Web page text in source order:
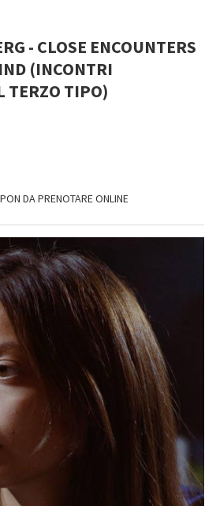
- CLOSE ENCOUNTERS
(INCONTRI
TERZO TIPO)
DA PRENOTARE ONLINE